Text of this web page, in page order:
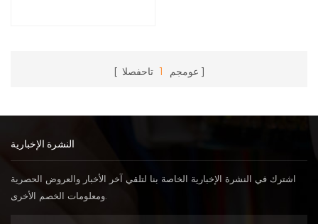
عومجم 1 تاحفصلا
النشرة الإخبارية
اشترك في النشرة الإخبارية الخاصة بنا لتلقي آخر الأخبار والعروض الحصرية
ومعلومات الخصم الأخرى.